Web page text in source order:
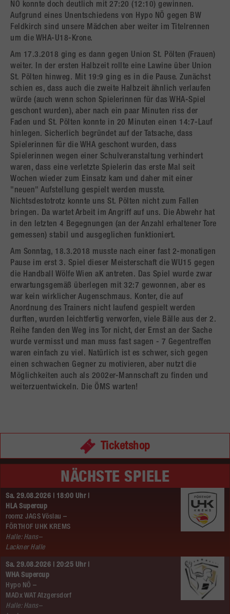
NÖ konnte doch deutlich mit 27:20 (12:10) gewinnen.
Aufgrund eines Unentschiedens von Hypo NÖ gegen BW
Feldkirch sind unsere Mädchen aber weiter im Titelrennen
um die WHA-U18-Krone.
Am 17.3.2018 ging es dann gegen Union St. Pölten (Frauen)
weiter. In der ersten Halbzeit rollte eine Lawine über Union
St. Pölten hinweg. Mit 19:9 ging es in die Pause. Zunächst
schien es, dass auch die zweite Halbzeit ähnlich verlaufen
würde (auch wenn schon Spielerinnen für das WHA-Spiel
geschont wurden), aber nach ein paar Minuten riss der
Faden und St. Pölten konnte in 20 Minuten einen 14:7-Lauf
hinlegen. Sicherlich begründet auf der Tatsache, dass
Spielerinnen für die WHA geschont wurden, dass
Spielerinnen wegen einer Schulveranstaltung verhindert
waren, dass eine verletzte Spielerin das erste Mal seit
Wochen wieder zum Einsatz kam und daher mit einer
"neuen" Aufstellung gespielt werden musste.
Nichtsdestotrotz konnte uns St. Pölten nicht zum Fallen
bringen. Da wartet Arbeit im Angriff auf uns. Die Abwehr hat
in den letzten 4 Begegnungen (an der Anzahl erhaltener Tore
gemessen) stabil und ausgeglichen funktioniert.
Am Sonntag, 18.3.2018 musste nach einer fast 2-monatigen
Pause im erst 3. Spiel dieser Meisterschaft die WU15 gegen
die Handball Wölfe Wien aK antreten. Das Spiel wurde zwar
erwartungsgemäß überlegen mit 32:7 gewonnen, aber es
war kein wirklicher Augenschmaus. Konter, die auf
Anordnung des Trainers nicht laufend gespielt werden
durften, wurden leichtfertig verworfen, viele Bälle aus der 2.
Reihe fanden den Weg ins Tor nicht, der Ernst an der Sache
wurde vermisst und man muss fast sagen - 7 Gegentreffen
waren einfach zu viel. Natürlich ist es schwer, sich gegen
einen schwachen Gegner zu motivieren, aber nutzt die
Möglichkeiten auch als 2002er-Mannschaft zu finden und
weiterzuentwickeln. Die ÖMS warten!
Ticketshop
NÄCHSTE SPIELE
Sa. 29.08.2026 | 18:00 Uhr |
HLA Supercup
roomz JAGS Vöslau –
FÖRTHOF UHK KREMS
Halle: Hans–
Lackner Halle
Sa. 29.08.2026 | 20:25 Uhr |
WHA Supercup
Hypo NÖ –
MADx WAT Atzgersdorf
Halle: Hans–